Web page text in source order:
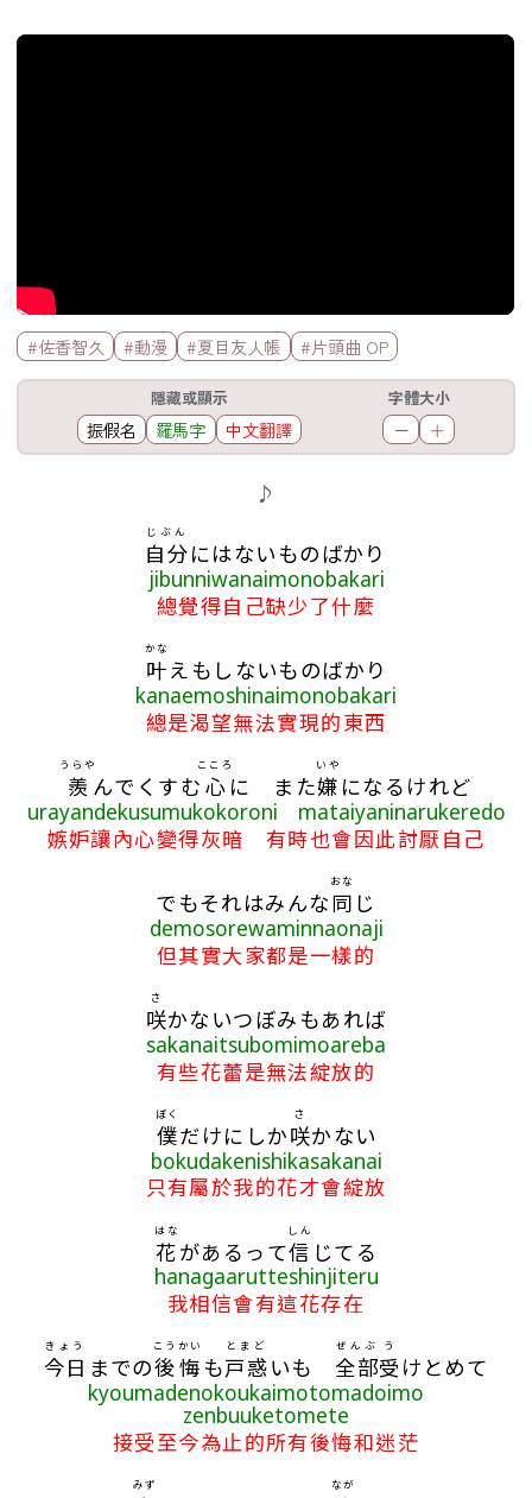
官方Youtube影片
標籤欄
#佐香智久 #動漫 #夏目友人帳 #片頭曲 OP
隱藏或顯示
振假名 羅馬字 中文翻譯
字體大小
－ ＋
♪
自分
じぶん
にはないものばかり
jibunniwanaimonobakari
總覺得自己缺少了什麼
叶
かな
えもしないものばかり
kanaemoshinaimonobakari
總是渴望無法實現的東西
羨
うらや
んでくすむ 心
こころ
に また嫌
いや
になるけれど
urayandekusumukokoroni mataiyaninarukeredo
嫉妒讓內心變得灰暗 有時也會因此討厭自己
でもそれはみんな同
おな
じ
demosorewaminnaonaji
但其實大家都是一樣的
咲
さ
かないつぼみもあれば
sakanaitsubomimoareba
有些花蕾是無法綻放的
僕
ぼく
だけにしか咲
さ
かない
bokudakenishikasakanai
只有屬於我的花才會綻放
花
はな
があるって信
しん
じてる
hanagaarutteshinjiteru
我相信會有這花存在
今日
きょう
までの後悔
こうかい
も戸惑
とまど
いも 全部
ぜんぶ
受
う
けとめて
kyoumadenokoukaimotomadoimo
zenbuuketomete
接受至今為止的所有後悔和迷茫
みず なが